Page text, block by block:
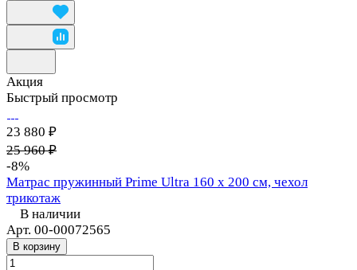
Акция
Быстрый просмотр
23 880 ₽
25 960 ₽
-8%
Матрас пружинный Prime Ultra 160 х 200 см, чехол
трикотаж
В наличии
Арт. 00-00072565
В корзину